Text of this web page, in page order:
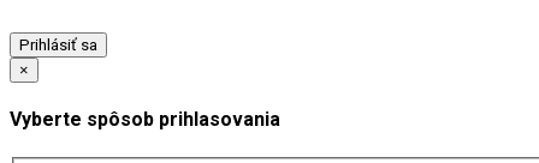
Prihlásiť sa
×
Vyberte spôsob prihlasovania